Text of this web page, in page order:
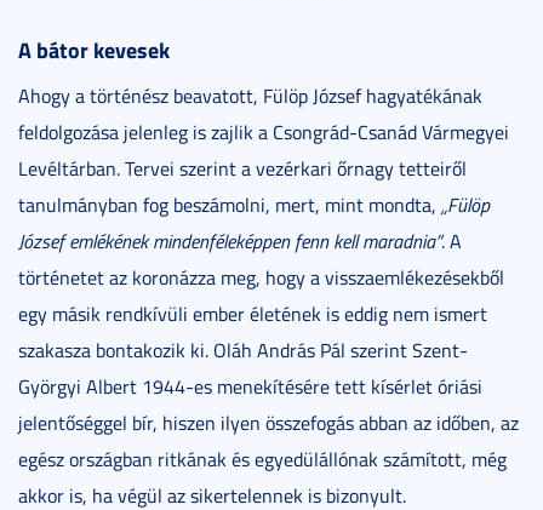
A bátor kevesek
Ahogy a történész beavatott, Fülöp József hagyatékának
feldolgozása jelenleg is zajlik a Csongrád-Csanád Vármegyei
Levéltárban. Tervei szerint a vezérkari őrnagy tetteiről
tanulmányban fog beszámolni, mert, mint mondta, „Fülöp
József emlékének mindenféleképpen fenn kell maradnia”. A
történetet az koronázza meg, hogy a visszaemlékezésekből
egy másik rendkívüli ember életének is eddig nem ismert
szakasza bontakozik ki. Oláh András Pál szerint Szent-
Györgyi Albert 1944-es menekítésére tett kísérlet óriási
jelentőséggel bír, hiszen ilyen összefogás abban az időben, az
egész országban ritkának és egyedülállónak számított, még
akkor is, ha végül az sikertelennek is bizonyult.